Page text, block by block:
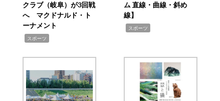
クラブ（岐阜）が3回戦
へ マクドナルド・ト
ーナメント
スポーツ
ム 直線・曲線・斜め
線】
スポーツ